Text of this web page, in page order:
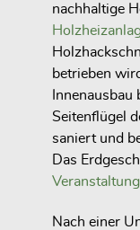
nachhaltige
betrieben
Seitenflügel
saniert und
Das
Nach einer